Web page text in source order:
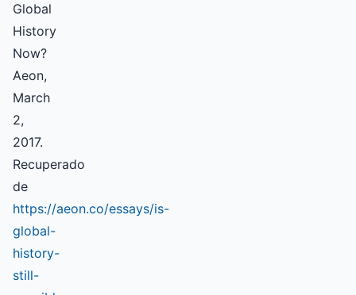
Global
History
Now?
Aeon,
March
2,
2017.
Recuperado
de
https://aeon.co/essays/is-
global-
history-
still-